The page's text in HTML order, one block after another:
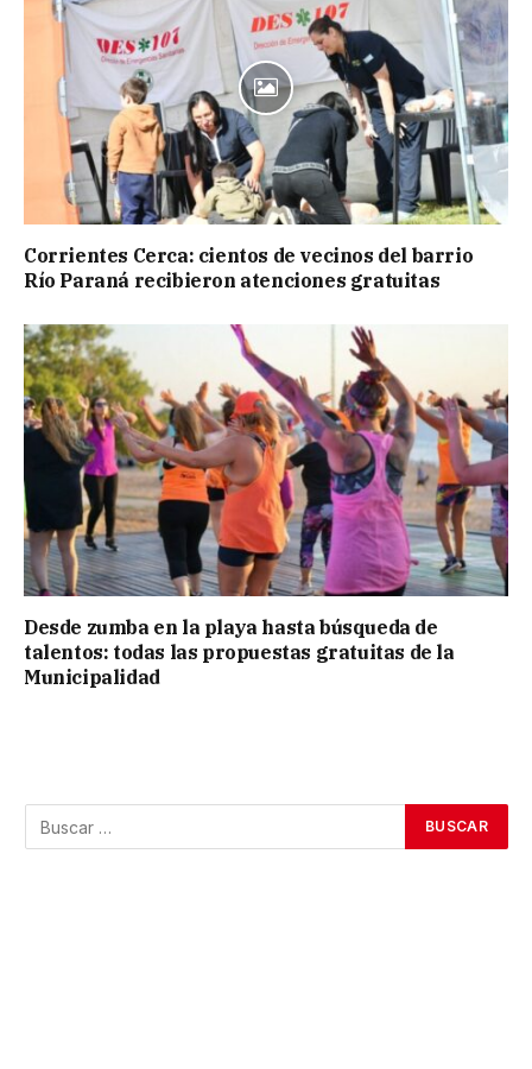
Corrientes Cerca: cientos de vecinos del barrio
Río Paraná recibieron atenciones gratuitas
Desde zumba en la playa hasta búsqueda de
talentos: todas las propuestas gratuitas de la
Municipalidad